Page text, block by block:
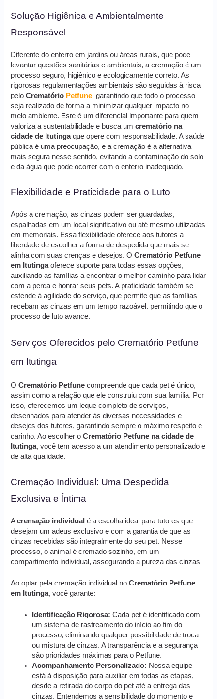
Solução Higiênica e Ambientalmente
Responsável
Diferente do enterro em jardins ou áreas rurais, que pode
levantar questões sanitárias e ambientais, a cremação é um
processo seguro, higiênico e ecologicamente correto. As
rigorosas regulamentações ambientais são seguidas à risca
peloCrematório Petfune, garantindo que todo o processo
seja realizado de forma a minimizar qualquer impacto no
meio ambiente. Este é um diferencial importante para quem
valoriza a sustentabilidade e busca umcrematório na
cidade de Itutingaque opere com responsabilidade. A saúde
pública é uma preocupação, e a cremação é a alternativa
mais segura nesse sentido, evitando a contaminação do solo
e da água que pode ocorrer com o enterro inadequado.
Flexibilidade e Praticidade para o Luto
Após a cremação, as cinzas podem ser guardadas,
espalhadas em um local significativo ou até mesmo utilizadas
em memoriais. Essa flexibilidade oferece aos tutores a
liberdade de escolher a forma de despedida que mais se
alinha com suas crenças e desejos. OCrematório Petfune
em Itutingaoferece suporte para todas essas opções,
auxiliando as famílias a encontrar o melhor caminho para lidar
com a perda e honrar seus pets. A praticidade também se
estende à agilidade do serviço, que permite que as famílias
recebam as cinzas em um tempo razoável, permitindo que o
processo de luto avance.
Serviços Oferecidos pelo Crematório Petfune
em Itutinga
OCrematório Petfune compreende que cada pet é único,
assim como a relação que ele construiu com sua família. Por
isso, oferecemos um leque completo de serviços,
desenhados para atender às diversas necessidades e
desejos dos tutores, garantindo sempre o máximo respeito e
carinho. Ao escolher oCrematório Petfune na cidade de
Itutinga, você tem acesso a um atendimento personalizado e
de alta qualidade.
Cremação Individual: Uma Despedida
Exclusiva e Íntima
Acremação individual é a escolha ideal para tutores que
desejam um adeus exclusivo e com a garantia de que as
cinzas recebidas são integralmente do seu pet. Nesse
processo, o animal é cremado sozinho, em um
compartimento individual, assegurando a pureza das cinzas.
Ao optar pela cremação individual noCrematório Petfune
em Itutinga, você garante:
Identificação Rigorosa: Cada pet é identificado com
um sistema de rastreamento do início ao fim do
processo, eliminando qualquer possibilidade de troca
ou mistura de cinzas. A transparência e a segurança
são prioridades máximas para o Petfune.
Acompanhamento Personalizado: Nossa equipe
está à disposição para auxiliar em todas as etapas,
desde a retirada do corpo do pet até a entrega das
cinzas. Entendemos a sensibilidade do momento e